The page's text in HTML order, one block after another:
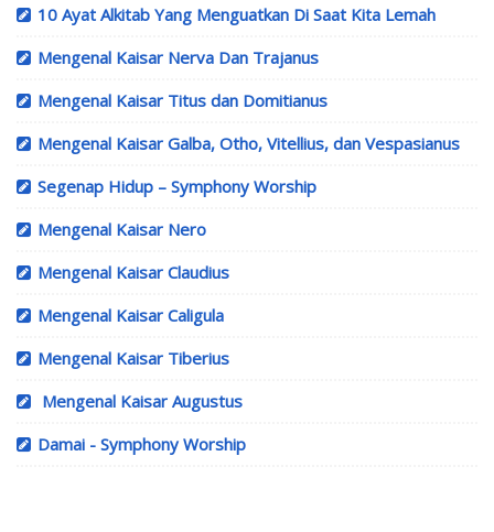
10 Ayat Alkitab Yang Menguatkan Di Saat Kita Lemah
Mengenal Kaisar Nerva Dan Trajanus
Mengenal Kaisar Titus dan Domitianus
Mengenal Kaisar Galba, Otho, Vitellius, dan Vespasianus
Segenap Hidup – Symphony Worship
Mengenal Kaisar Nero
Mengenal Kaisar Claudius
Mengenal Kaisar Caligula
Mengenal Kaisar Tiberius
Mengenal Kaisar Augustus
Damai - Symphony Worship